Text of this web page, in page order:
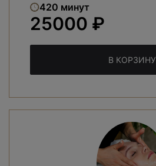
420 минут
25000 ₽
В КОРЗИНУ